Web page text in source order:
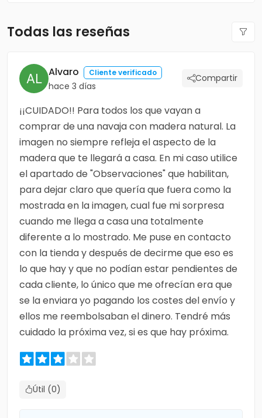
Todas las reseñas
Alvaro Cliente verificado
hace 3 días
Compartir
¡¡CUIDADO!! Para todos los que vayan a
comprar de una navaja con madera natural. La
imagen no siempre refleja el aspecto de la
madera que te llegará a casa. En mi caso utilice
el apartado de "Observaciones" que habilitan,
para dejar claro que quería que fuera como la
mostrada en la imagen, cual fue mi sorpresa
cuando me llega a casa una totalmente
diferente a lo mostrado. Me puse en contacto
con la tienda y después de decirme que eso es
lo que hay y que no podían estar pendientes de
cada cliente, lo único que me ofrecían era que
se la enviara yo pagando los costes del envío y
ellos me reembolsaban el dinero. Tendré más
cuidado la próxima vez, si es que hay próxima.
Útil (0)